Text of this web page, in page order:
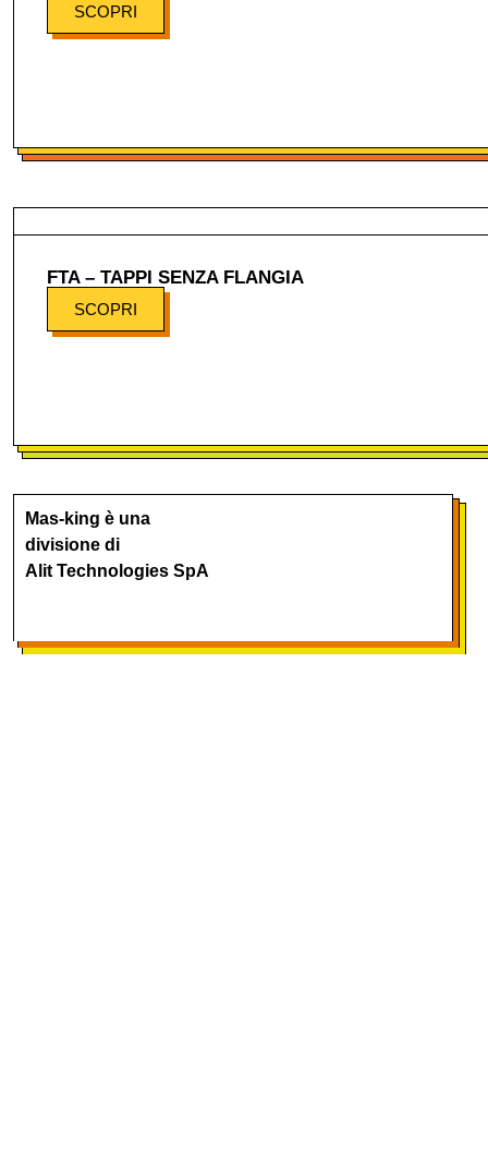
SCOPRI
FTA – TAPPI SENZA FLANGIA
SCOPRI
Mas-king è una
divisione di
Alit Technologies SpA